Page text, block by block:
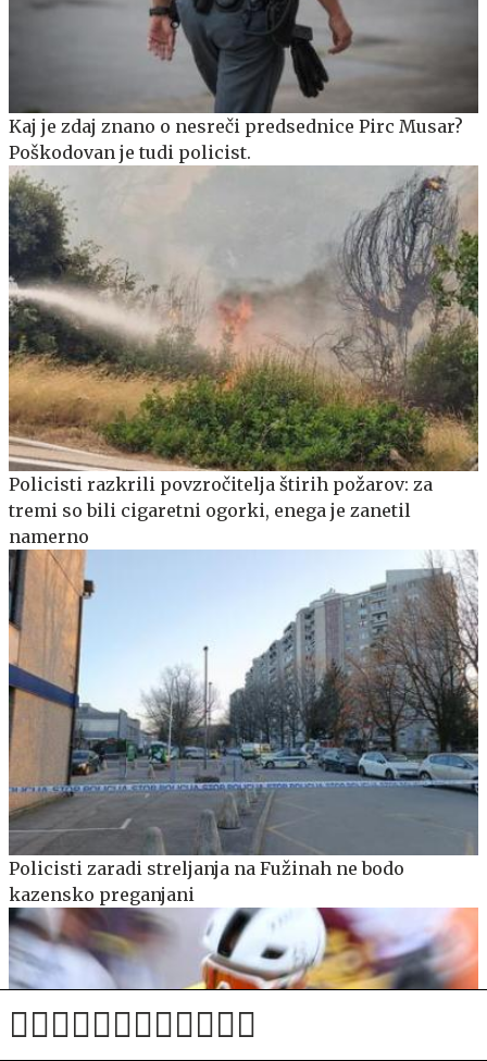
Kaj je zdaj znano o nesreči predsednice Pirc Musar?
Poškodovan je tudi policist.
Policisti razkrili povzročitelja štirih požarov: za
tremi so bili cigaretni ogorki, enega je zanetil
namerno
Policisti zaradi streljanja na Fužinah ne bodo
kazensko preganjani